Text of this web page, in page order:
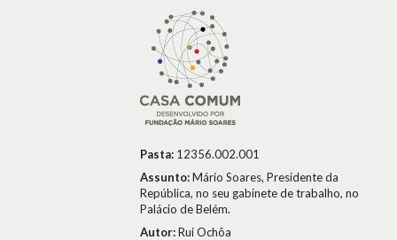
Pasta: 12356.002.001
Assunto:Mário Soares, Presidente da
República, no seu gabinete de trabalho, no
Palácio de Belém.
Autor:Rui Ochôa